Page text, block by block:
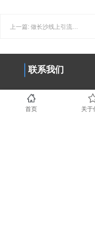
联系我们
0731-
首页 关于